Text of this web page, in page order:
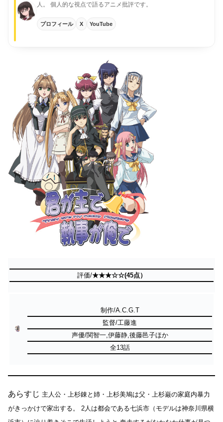
人。
個人的な視点で語るアニメ批評です。
プロフィール X YouTube
評価/★★★☆☆(45点）
制作/A.C.G.T
監督/工藤進
声優/関智一,伊藤静,後藤邑子ほか
全13話
あらすじ 主人公・上杉錬と姉・上杉美鳩は父・上杉巌の家庭内暴力
がきっかけで家出する。
2人は都会である七浜市（モデルは神奈川県横